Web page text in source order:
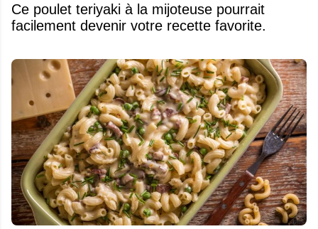
Ce poulet teriyaki à la mijoteuse pourrait
facilement devenir votre recette favorite.